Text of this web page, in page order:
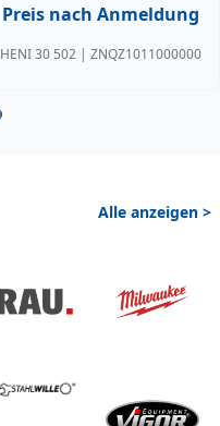
Preis nach Anmeldung
HENI 30 502 | ZNQZ1011000000
Alle anzeigen >